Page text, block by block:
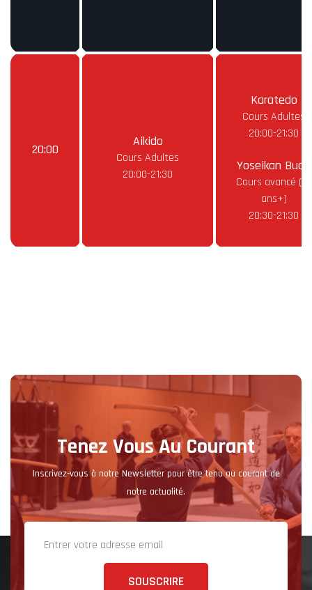
20:00
Aikido
Cours Adultes
20:00-21:30
Karatedo
Cours Adultes
20:00-21:30
Yoseikan Budo
Cours avancé (16
ans+)
20:30-21:30
Tenez Vous Au Courant
Inscrivez-vous à notre Newsletter pour être tenu au courant de
notre actualité.
SOUSCRIRE